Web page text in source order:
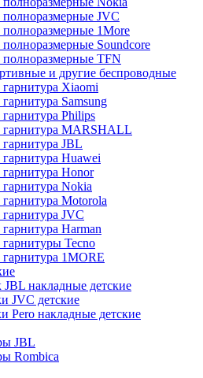
полноразмерные JVC
полноразмерные 1More
Soundcore
полноразмерные TFN
и другие беспроводные
Xiaomi
Samsung
Philips
гарнитура MARSHALL
JBL
Huawei
Honor
Nokia
Motorola
JVC
Harman
Tecno
1MORE
накладные детские
JVC детские
Pero накладные детские
JBL
Rombica